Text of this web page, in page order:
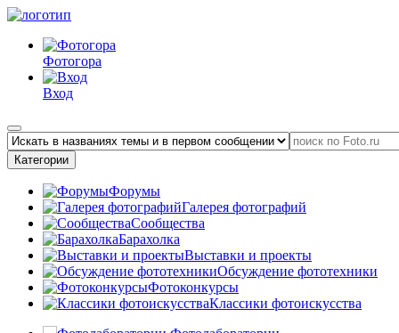
Фотогора
Вход
Категории
Форумы
Галерея фотографий
Сообщества
Барахолка
Выставки и проекты
Обсуждение фототехники
Фотоконкурсы
Классики фотоискусства